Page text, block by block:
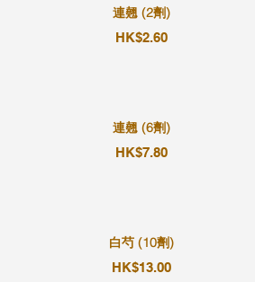
連翹 (2劑)
HK$2.60
連翹 (6劑)
HK$7.80
白芍 (10劑)
HK$13.00